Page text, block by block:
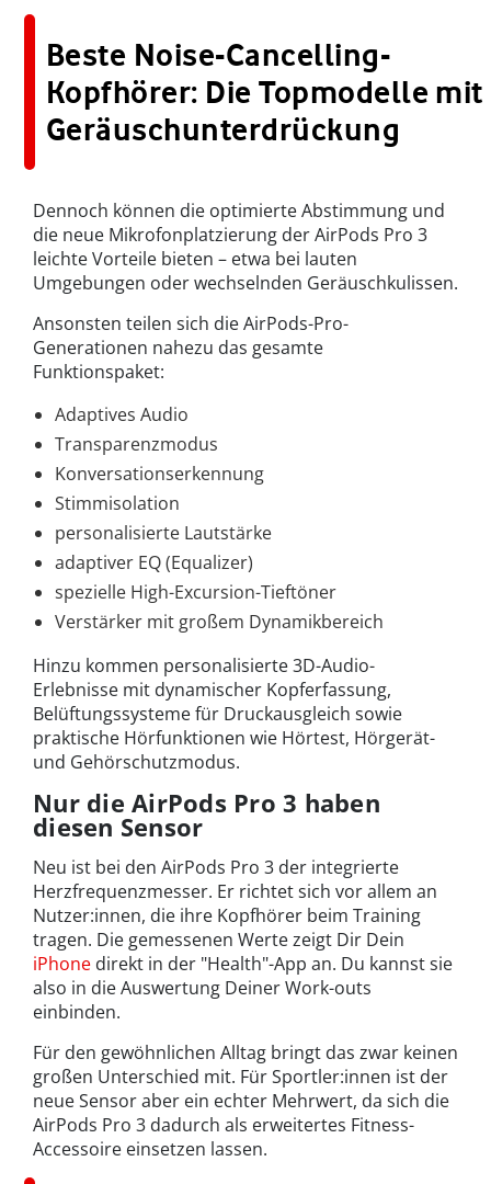
Beste Noise-Cancelling-
Kopfhörer: Die Topmodelle mit
Geräuschunterdrückung
Dennoch können die optimierte Abstimmung und
die neue Mikrofonplatzierung der AirPods Pro 3
leichte Vorteile bieten – etwa bei lauten
Umgebungen oder wechselnden Geräuschkulissen.
Ansonsten teilen sich die AirPods-Pro-
Generationen nahezu das gesamte
Funktionspaket:
Adaptives Audio
Transparenzmodus
Konversationserkennung
Stimmisolation
personalisierte Lautstärke
adaptiver EQ (Equalizer)
spezielle High-Excursion-Tieftöner
Verstärker mit großem Dynamikbereich
Hinzu kommen personalisierte 3D-Audio-
Erlebnisse mit dynamischer Kopferfassung,
Belüftungssysteme für Druckausgleich sowie
praktische Hörfunktionen wie Hörtest, Hörgerät-
und Gehörschutzmodus.
Nur die AirPods Pro 3 haben
diesen Sensor
Neu ist bei den AirPods Pro 3 der integrierte
Herzfrequenzmesser. Er richtet sich vor allem an
Nutzer:innen, die ihre Kopfhörer beim Training
tragen. Die gemessenen Werte zeigt Dir Dein
iPhone direkt in der "Health"-App an. Du kannst sie
also in die Auswertung Deiner Work-outs
einbinden.
Für den gewöhnlichen Alltag bringt das zwar keinen
großen Unterschied mit. Für Sportler:innen ist der
neue Sensor aber ein echter Mehrwert, da sich die
AirPods Pro 3 dadurch als erweitertes Fitness-
Accessoire einsetzen lassen.